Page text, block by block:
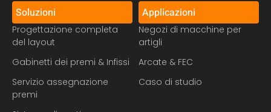
Soluzioni
Progettazione completa
del layout
Gabinetti dei premi & Infissi
Servizio assegnazione
premi
Applicazioni
Negozi di macchine per
artigli
Arcate & FEC
Caso di studio